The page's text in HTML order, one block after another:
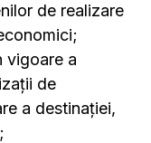
de realizare
vigoare a
de
a destinației,